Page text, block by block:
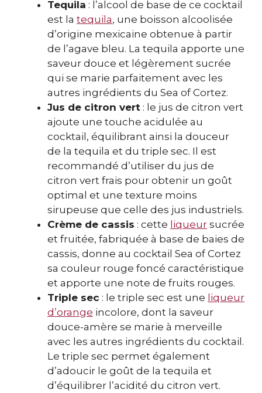
Tequila : l’alcool de base de ce cocktail
est la tequila, une boisson alcoolisée
d’origine mexicaine obtenue à partir
de l’agave bleu. La tequila apporte une
saveur douce et légèrement sucrée
qui se marie parfaitement avec les
autres ingrédients du Sea of Cortez.
Jus de citron vert : le jus de citron vert
ajoute une touche acidulée au
cocktail, équilibrant ainsi la douceur
de la tequila et du triple sec. Il est
recommandé d’utiliser du jus de
citron vert frais pour obtenir un goût
optimal et une texture moins
sirupeuse que celle des jus industriels.
Crème de cassis : cette liqueur sucrée
et fruitée, fabriquée à base de baies de
cassis, donne au cocktail Sea of Cortez
sa couleur rouge foncé caractéristique
et apporte une note de fruits rouges.
Triple sec : le triple sec est une liqueur
d’orange incolore, dont la saveur
douce-amère se marie à merveille
avec les autres ingrédients du cocktail.
Le triple sec permet également
d’adoucir le goût de la tequila et
d’équilibrer l’acidité du citron vert.